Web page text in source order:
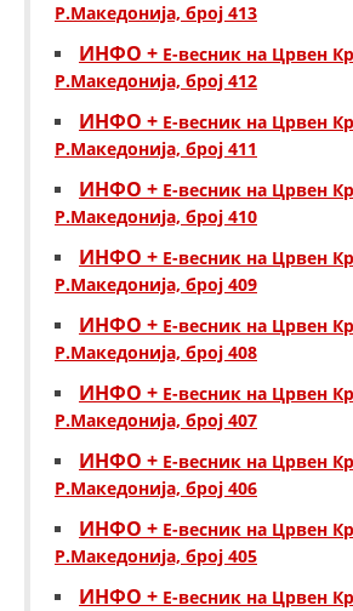
Р.Македонија, број 413
ИНФО + Е-весник на Црвен
Р.Македонија, број 412
ИНФО + Е-весник на Црвен
Р.Македонија, број 411
ИНФО + Е-весник на Црвен
Р.Македонија, број 410
ИНФО + Е-весник на Црвен
Р.Македонија, број 409
ИНФО + Е-весник на Црвен
Р.Македонија, број 408
ИНФО + Е-весник на Црвен
Р.Македонија, број 407
ИНФО + Е-весник на Црвен
Р.Македонија, број 406
ИНФО + Е-весник на Црвен
Р.Македонија, број 405
ИНФО + Е-весник на Црвен